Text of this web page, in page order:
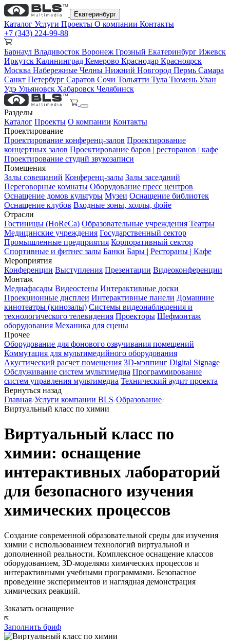
Екатеринбург
Каталог Услуги Проекты О компании Контакты
+7 (343) 224-99-88
Барнаул Владивосток Воронеж Грозный Екатеринбург Ижевск
Иркутск Калининград Кемерово Краснодар Красноярск
Москва Набережные Челны Нижний Новгород Пермь Самара
Санкт Петербург Саратов Сочи Тольятти Тула Тюмень Улан
Удэ Ульяновск Хабаровск Челябинск
Разделы
Каталог Проекты О компании Контакты
Проектирование
Проектирование конференц-залов Проектирование
концертных залов Проектирование баров | ресторанов | кафе
Проектирование студий звукозаписи
Помещения
Залы совещаний Конференц-залы Залы заседаний
Переговорные комнаты Оборудование пресс центров
Оснащение домов культуры Музеи Оснащение библиотек
Оснащение клубов Входные зоны, холлы, фойе
Отрасли
Гостиницы (HoReCa) Образовательные учреждения Театры
Медицинские учреждения Государственный сектор
Промышленные предприятия Корпоративный сектор
Спортивные и фитнес залы Банки Бары | Рестораны | Кафе
Мероприятия
Конференции Выступления Презентации Видеоконференции
Монтаж
Медиафасады Видеостены Интерактивные доски
Проекционные дисплеи Интерактивные панели Домашние
кинотеатры (кинозалы) Системы видеонаблюдения и
технологического телевидения Проекторы Шефмонтаж
оборудования Механика для сцены
Прочее
Оборудование для фонового озвучивания помещений
Коммутация для мультимедийного оборудования
Акустический расчет помещения 3D-мэппинг Digital Signage
Обслуживание систем мультимедиа Программирование
систем управления мультимедиа Технический аудит проекта
Вернуться назад
Главная Услуги компании BLS Образование
Виртуальный класс по химии
Виртуальный класс по
химии: оснащение
интерактивных лабораторий
для безопасного изучения
химических процессов
Создание современной образовательной среды для изучения
химии с использованием технологий виртуальной и
дополненной реальности. Комплексное оснащение классов
оборудованием, 3D-моделями химических процессов и
интерактивными учебными программами. Безопасное
проведение экспериментов и наглядная демонстрация
химических реакций.
Заказать оснащение
Заполнить бриф